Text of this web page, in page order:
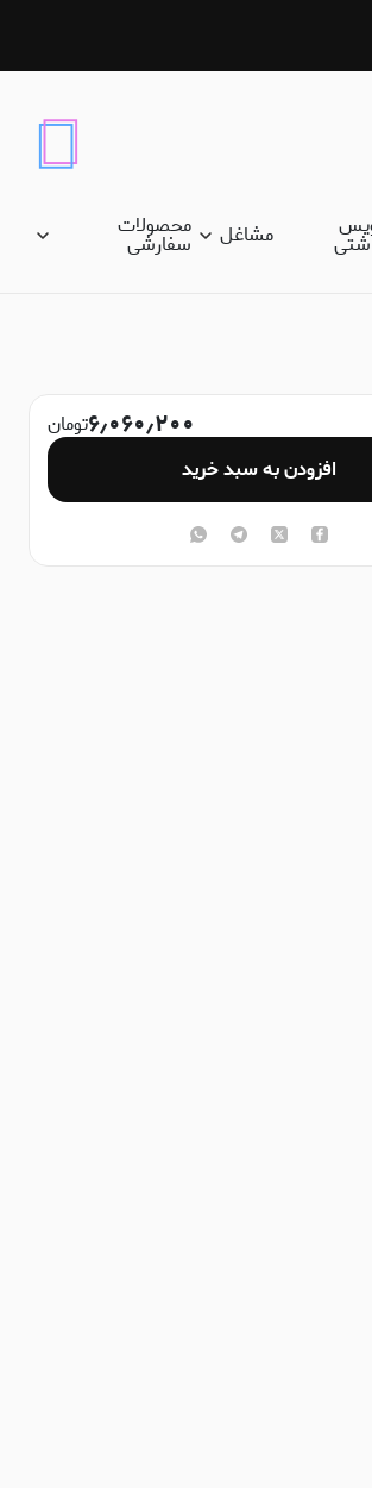
مشاغل محصولات
سفارشی
۶٫۰۶۰٫۲۰۰تومان
افزودن به سبد خرید